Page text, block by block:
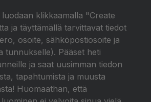
klikkaamalla "Create
ja täyttämällä tarvittavat tiedot
osoite, sähköpostiosoite ja
tunnukselle). Pääset heti
ja saat uusimman tiedon
tapahtumista ja muusta
Huomaathan, että